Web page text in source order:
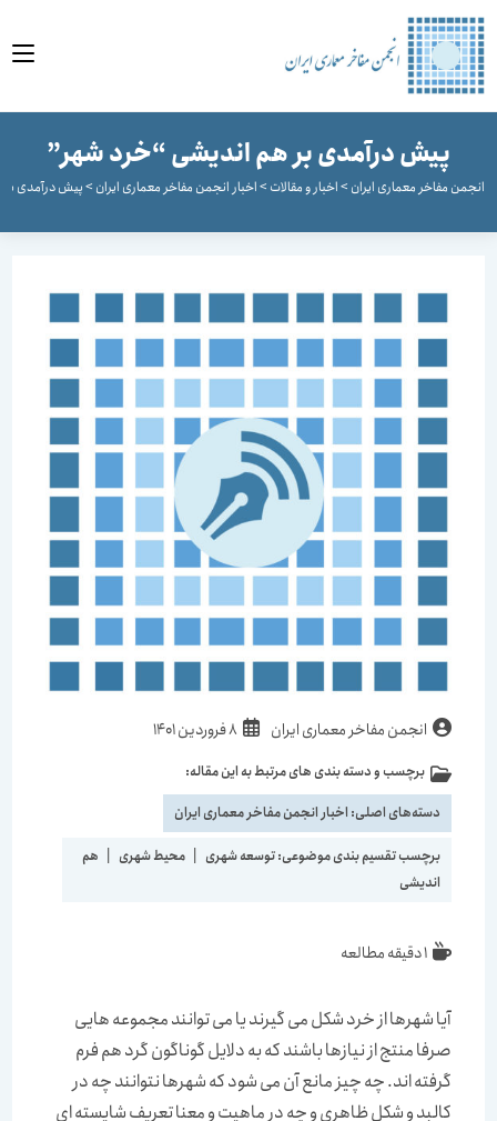
پیش درآمدی بر هم اندیشی “خرد شهر”
مفاخر معماری ایران>اخبار و مقالات>اخبار انجمن مفاخر معماری ایران>پیش درآمدی بر هم
نویسندهٔ
انجمن مفاخر معماری ایران نوشته
شده
است:
8 فروردین 1401
دسته‌
نوشته:
برچسب و دسته بندی های مرتبط به این مقاله:
دسته‌های اصلی:اخبار انجمن مفاخر معماری ایران
برچسب تقسیم بندی موضوعی:توسعه شهری | محیط شهری |
اندیشی
زمان1 دقیقه مطالعه
آیا شهرها از خرد شکل می گیرند یا می توانند مجموعه هایی
صرفا منتج از نیازها باشند که به دلایل گوناگون گرد هم فرم
گرفته اند. چه چیز مانع آن می شود که شهرها نتوانند چه در
کالبد و شکل ظاهری و چه در ماهیت و معنا تعریف شایسته ای